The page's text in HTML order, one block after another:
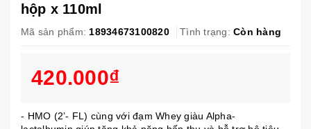
hộp x 110ml
Mã sản phẩm: 18934673100820 Tình trạng: Còn hàng
420.000₫
- HMO (2’- FL) cùng với đạm Whey giàu Alpha-